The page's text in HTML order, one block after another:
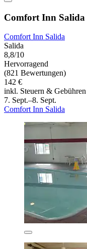
Comfort Inn Salida
Comfort Inn Salida
Salida
8,8/10
Hervorragend
(821 Bewertungen)
142 €
inkl. Steuern & Gebühren
7. Sept.–8. Sept.
Comfort Inn Salida